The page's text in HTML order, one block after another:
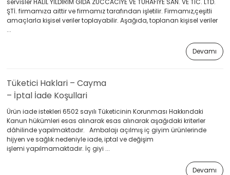
servisler HALİL YILDIRIM GIDA ZÜCCACİYE VE TUHAFİYE SAN. VE TİC. LTD.
ŞTİ. firmamıza aittir ve firmamız tarafından işletilir. Firmamız,çeşitli
amaçlarla kişisel veriler toplayabilir. Aşağıda, toplanan kişisel veriler
...
Devamı
Tüketici Haklari – Cayma
– İptal İade Koşullari
Ürün iade istekleri 6502 sayılı Tüketicinin Korunması Hakkındaki
Kanun hükümleri esas alınarak esas alınarak aşağıdaki kriterler
dâhilinde yapılmaktadır. Ambalajı açılmış iç giyim ürünlerinde
hijyen ve sağlık nedeniyle iade, iptal ve değişim
işlemi yapılmamaktadır. İç giyi ...
Devamı